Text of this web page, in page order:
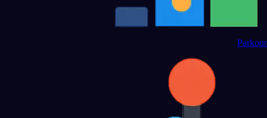
Parkour